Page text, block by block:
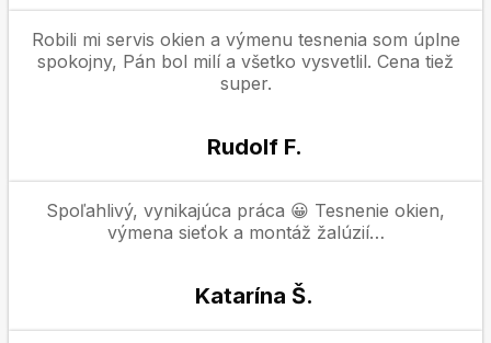
Robili mi servis okien a výmenu tesnenia som úplne
spokojny, Pán bol milí a všetko vysvetlil. Cena tiež
super.
Rudolf F.
Spoľahlivý, vynikajúca práca 😀 Tesnenie okien,
výmena sieťok a montáž žalúzií…
Katarína Š.